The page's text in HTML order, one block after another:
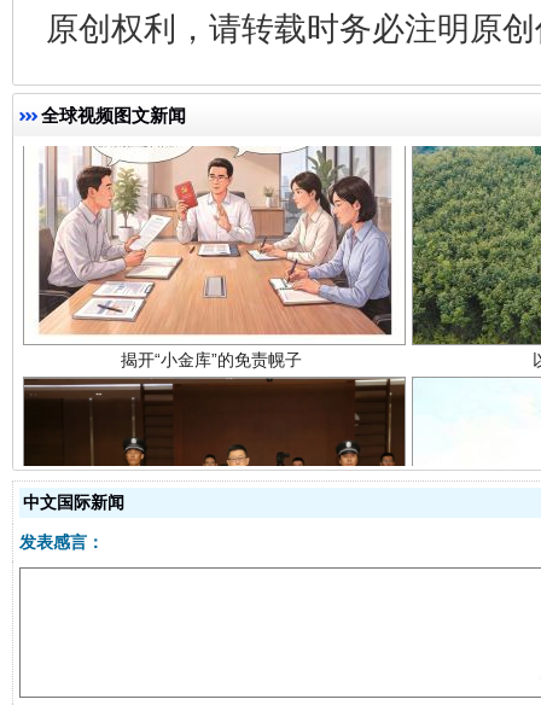
原创权利，请转载时务必注明原
全球视频图文新闻
揭开“小金库”的免责幌子
受贿1.44亿！段成刚被判无期
中文国际新闻
发表感言：